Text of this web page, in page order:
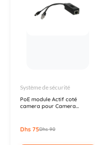
Système de sécurité
PoE module Actif coté
camera pour Camera...
Dhs 75Dhs 90